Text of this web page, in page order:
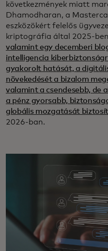
következmények miatt
Dhamodharan, a
eszközökért felelős
kriptográfia által 2025-ben
valamint egy decemberi
intelligencia
gyakorolt hatását, a
növekedését a bizalom
valamint a csendesebb, de
a pénz gyorsabb,
globális mozgatását
2026-ban.